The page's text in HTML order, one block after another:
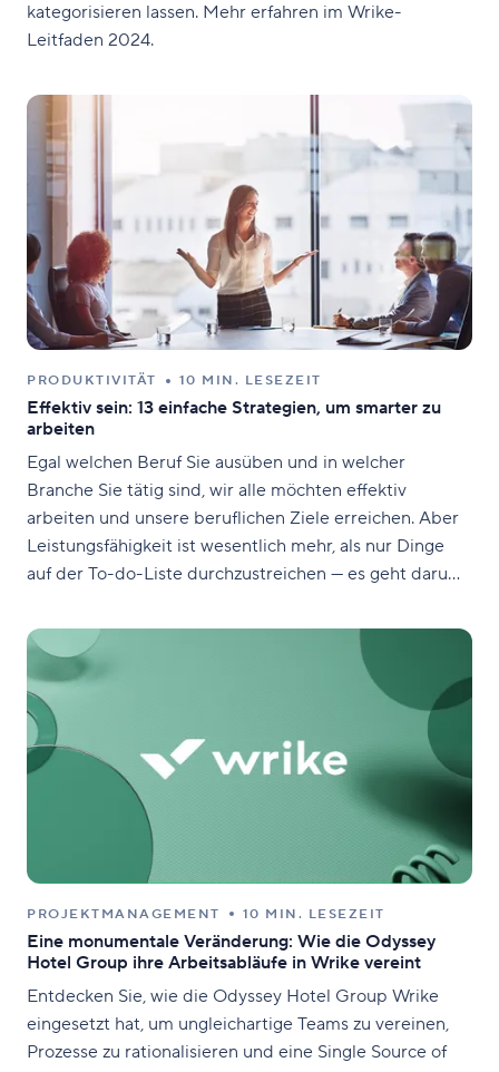
kategorisieren lassen. Mehr erfahren im Wrike-
Leitfaden 2024.
PRODUKTIVITÄT 10 MIN. LESEZEIT
Effektiv sein: 13 einfache Strategien, um smarter zu
arbeiten
Egal welchen Beruf Sie ausüben und in welcher
Branche Sie tätig sind, wir alle möchten effektiv
arbeiten und unsere beruflichen Ziele erreichen. Aber
Leistungsfähigkeit ist wesentlich mehr, als nur Dinge
auf der To-do-Liste durchzustreichen — es geht darum,
zu arbeiten, müssen Sie glücklicherweise nur kleine
Änderungen
PROJEKTMANAGEMENT 10 MIN. LESEZEIT
Eine monumentale Veränderung: Wie die Odyssey
Hotel Group ihre Arbeitsabläufe in Wrike vereint
Entdecken Sie, wie die Odyssey Hotel Group Wrike
eingesetzt hat, um ungleichartige Teams zu vereinen,
Prozesse zu rationalisieren und eine Single Source of